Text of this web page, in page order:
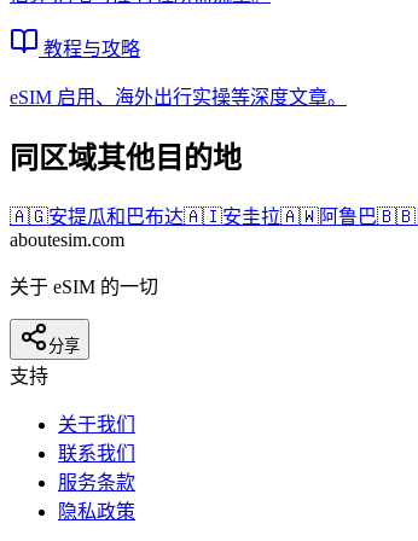
教程与攻略
eSIM 启用、海外出行实操等深度文章。
同区域其他目的地
🇦🇬安提瓜和巴布达🇦🇮安圭拉🇦🇼阿鲁巴🇧🇧
aboutesim.com
关于 eSIM 的一切
分享
支持
关于我们
联系我们
服务条款
隐私政策